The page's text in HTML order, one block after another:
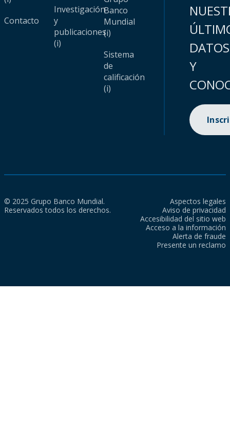
Contacto
Investigación
y
publicaciones
(i)
Banco
Mundial
(i)
Sistema
de
calificación
(i)
DATOS
Y
© 2025 Grupo Banco Mundial.
Reservados todos los derechos.
Aspectos legales
Aviso de privacidad
Accesibilidad del sitio web
Acceso a la información
Alerta de fraude
Presente un reclamo